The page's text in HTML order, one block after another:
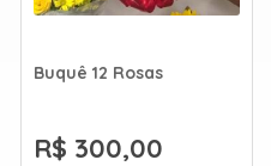
Buquê 12 Rosas
R$ 300,00